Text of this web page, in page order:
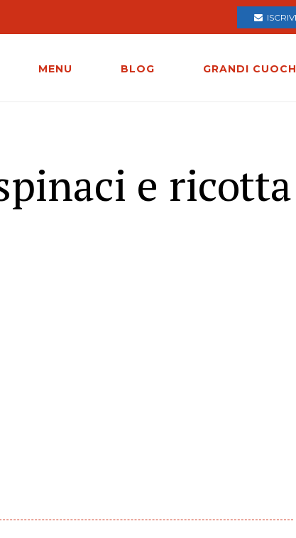
MENU BLOG GRANDI
e ricotta